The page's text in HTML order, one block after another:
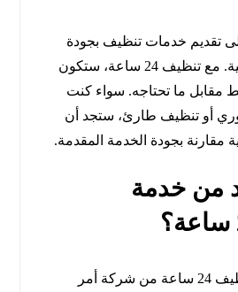
تقديم خدمات تنظيف بجودة
عالية وأسعار تنافسية. مع تنظيف 24 ساعة، ستكون
مقابل ما تحتاجه. سواء كنت
أو تنظيف طارئ، ستجد أن
مقارنة بجودة الخدمة المقدمة.
من خدمة
إن الاستفادة من تنظيف 24 ساعة من شركة أمر